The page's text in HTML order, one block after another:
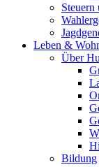
Steuern
Leben &
Über
Bildung